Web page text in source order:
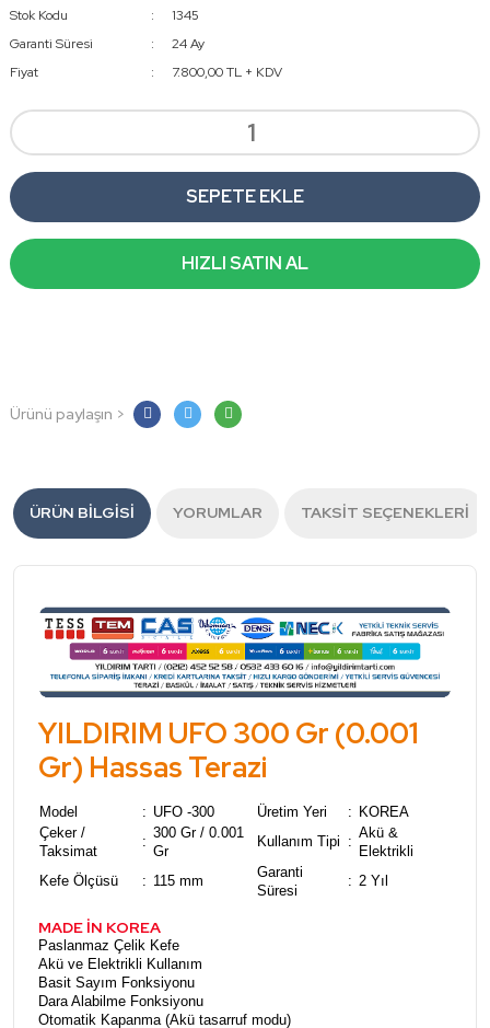
Stok Kodu
1345
Garanti Süresi
24 Ay
Fiyat
7.800,00 TL + KDV
SEPETE EKLE
HIZLI SATIN AL
Ürünü paylaşın >
ÜRÜN BILGISI YORUMLAR TAKSIT SEÇENEKLERI
YILDIRIM UFO 300 Gr (0.001
Gr) Hassas Terazi
Model : UFO -300 Üretim Yeri : KOREA
Çeker /
Taksimat
:
300 Gr / 0.001
Gr
Kullanım Tipi :
Akü &
Elektrikli
Kefe Ölçüsü
: 115 mm
Garanti
Süresi
: 2 Yıl
MADE İN KOREA
Paslanmaz Çelik Kefe
Akü ve Elektrikli Kullanım
Basit Sayım Fonksiyonu
Dara Alabilme Fonksiyonu
Otomatik Kapanma (Akü tasarruf modu)